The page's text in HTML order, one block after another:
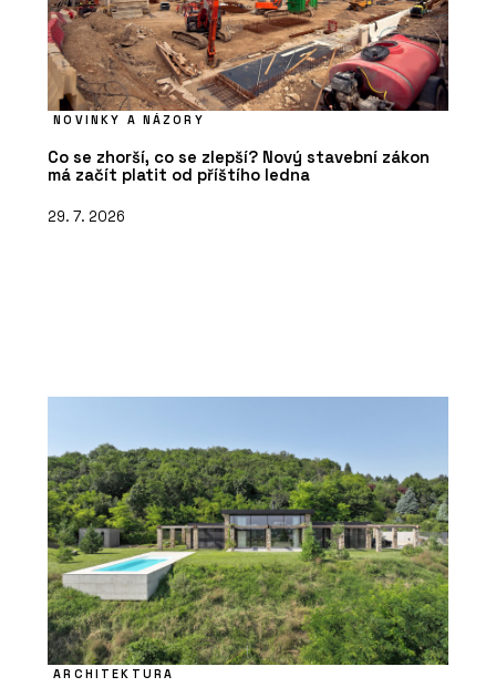
NOVINKY A NÁZORY
Co se zhorší, co se zlepší? Nový stavební zákon
má začít platit od příštího ledna
29. 7. 2026
ARCHITEKTURA